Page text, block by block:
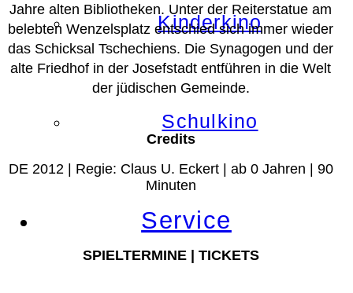
Kinderkino
Schulkino
Service
Jahre alten Bibliotheken. Unter der Reiterstatue am
belebten Wenzelsplatz entschied sich immer wieder
das Schicksal Tschechiens. Die Synagogen und der
alte Friedhof in der Josefstadt entführen in die Welt
der jüdischen Gemeinde.
Credits
DE 2012 | Regie: Claus U. Eckert | ab 0 Jahren | 90
Minuten
SPIELTERMINE | TICKETS